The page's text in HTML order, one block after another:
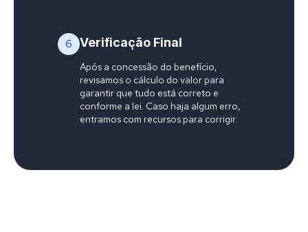
6 Verificação Final
Após a concessão do benefício,
revisamos o cálculo do valor para
garantir que tudo está correto e
conforme a lei. Caso haja algum erro,
entramos com recursos para corrigir.